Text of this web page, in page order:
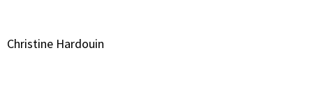
Christine Hardouin